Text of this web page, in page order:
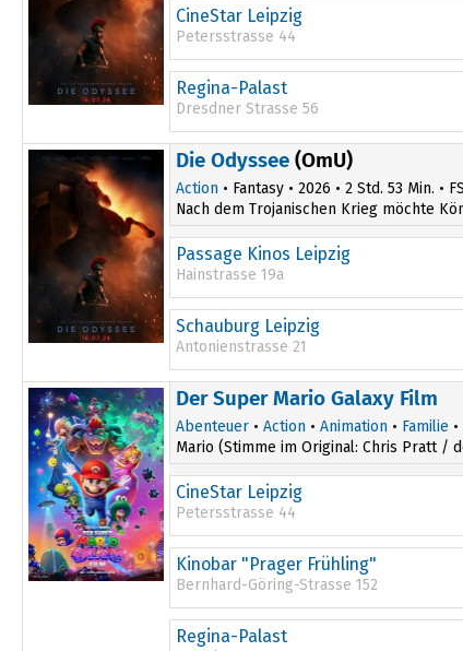
CineStar Leipzig
Petersstrasse 44
19:15
Regina-Palast
Dresdner Strasse 56
17:00
Die Odyssee (OmU)
Action • Fantasy • 2026 • 2 Std. 53 Min. •
Nach dem Trojanischen Krieg möchte
Passage Kinos Leipzig
Hainstrasse 19a
17:00
20:30
Schauburg Leipzig
Antonienstrasse 21
19:00
Der Super Mario Galaxy Film
Abenteuer • Action • Animation • Familie
Mario (Stimme im Original: Chris Pratt /
CineStar Leipzig
Petersstrasse 44
Kinobar "Prager Frühling"
Bernhard-Göring-Strasse 152
Regina-Palast